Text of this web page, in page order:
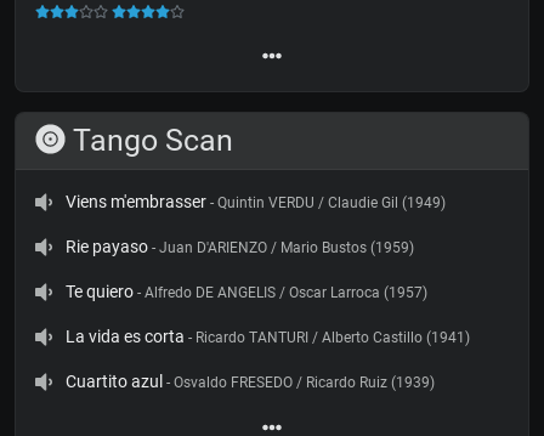
Tango Scan
Viens m'embrasser - Quintin VERDU / Claudie Gil (1949)
Rie payaso - Juan D'ARIENZO / Mario Bustos (1959)
Te quiero - Alfredo DE ANGELIS / Oscar Larroca (1957)
La vida es corta - Ricardo TANTURI / Alberto Castillo (1941)
Cuartito azul - Osvaldo FRESEDO / Ricardo Ruiz (1939)